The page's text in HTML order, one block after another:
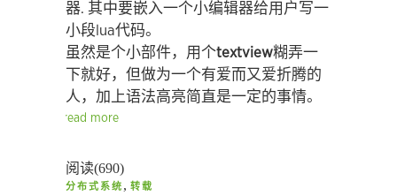
器. 其中要嵌入一个小编辑器给用户写一
小段lua代码。
虽然是个小部件，用个textview糊弄一
下就好，但做为一个有爱而又爱折腾的
人，加上语法高亮简直是一定的事情。
read more
阅读(690)
分布式系统 , 转载